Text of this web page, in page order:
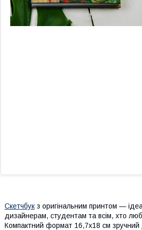
Скетчбук з оригінальним принтом —
дизайнерам, студентам та всім, хто
Компактний формат 16,7х18 см